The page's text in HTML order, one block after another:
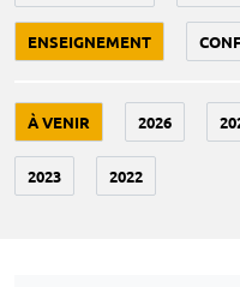
ENSEIGNEMENT
À VENIR 2026
2023 2022